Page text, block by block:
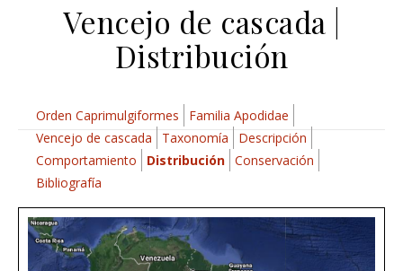
Vencejo de cascada |
Distribución
Orden Caprimulgiformes
Familia Apodidae
Vencejo de cascada
Taxonomía
Descripción
Comportamiento
Distribución Conservación
Bibliografía